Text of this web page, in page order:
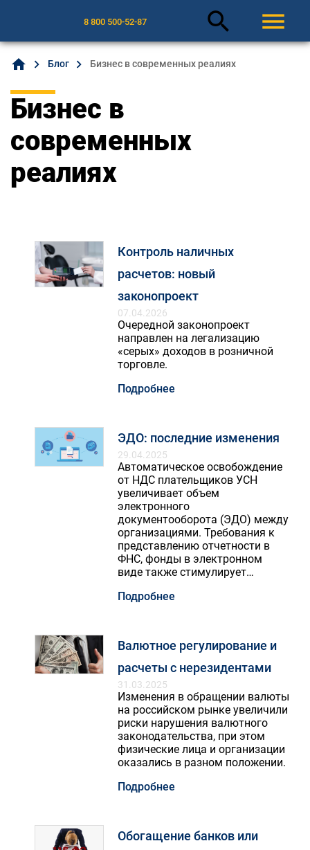
8 800 500-52-87 search menu
home Блог Бизнес в современных реалиях
Бизнес в
современных
реалиях
Контроль наличных
расчетов: новый
законопроект
07.04.2026
Очередной законопроект
направлен на легализацию
«серых» доходов в розничной
торговле.
Подробнее
ЭДО: последние изменения
29.04.2025
Автоматическое освобождение
от НДС плательщиков УСН
увеличивает объем
электронного
документооборота (ЭДО) между
организациями. Требования к
представлению отчетности в
ФНС, фонды в электронном
виде также стимулирует
ЭДО, рассмотрим эти
Подробнее
Валютное регулирование и
расчеты с нерезидентами
31.03.2025
Изменения в обращении валюты
на российском рынке увеличили
риски нарушения валютного
законодательства, при этом
физические лица и организации
оказались в разном положении.
Подробнее
Обогащение банков или